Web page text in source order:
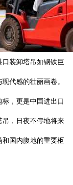
装卸塔吊如钢铁巨
代感的壮丽画卷。
，更是中国进出口
，日夜不停地将来
和国内腹地的重要枢